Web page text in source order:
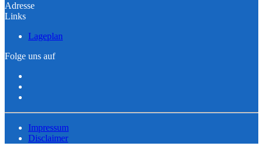
Adresse
Links
Lageplan
Folge uns auf
Impressum
Disclaimer